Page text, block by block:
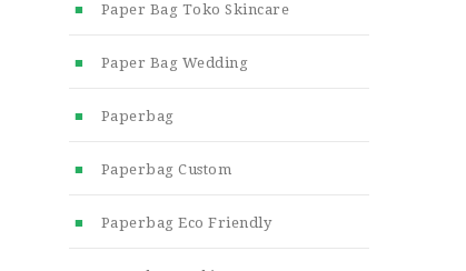
Paper Bag Toko Skincare
Paper Bag Wedding
Paperbag
Paperbag Custom
Paperbag Eco Friendly